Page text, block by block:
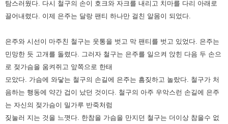
탐스러웠다. 다시 철구의 손이 호크와 자크를 내리고 치마를 다리 아래로
끌어내렸다. 이제 은주는 달랑 팬티 하나만 걸친 알몸이 되었다.
은주와 시선이 마주친 철구는 웃통을 벗고 막 팬티를 벗고 있었다. 은주는
민망한 듯 고개를 돌렸다. 그러자 철구는 은주를 일으켜 앉힌 다음 두 손으
로 젖가슴을 움켜쥐고 앞쪽으로 한태
모았다. 가슴에 와닿는 철구의 손길에 은주는 흠짖하고 놀랐다. 철구가 처
음하는 행동에 약간 겁이 났던 것이다. 철구의 아주 우악스런 손길에 은주
는 자신의 젖가슴이 밀가루 반죽처럼
짖눌러 지는 것을 느꼇다. 한참을 가슴을 만지던 철구는 더이상 참을수 없